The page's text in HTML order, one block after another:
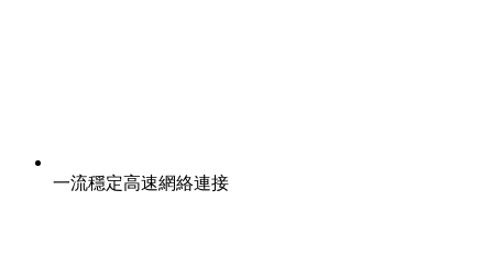
一流穩定高速網絡連接